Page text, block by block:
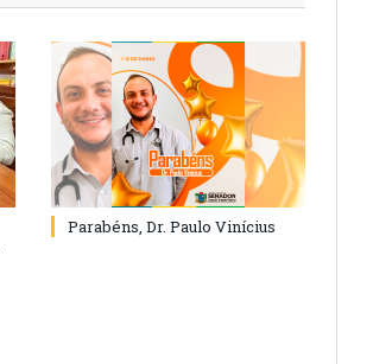
Parabéns, Dr. Paulo Vinícius